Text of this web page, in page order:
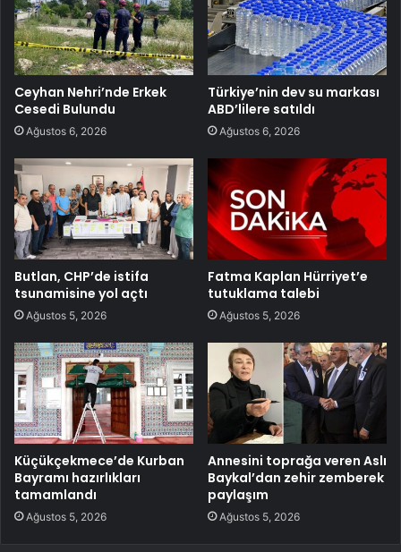
Ceyhan Nehri’nde Erkek
Cesedi Bulundu
Ağustos 6, 2026
Türkiye’nin dev su markası
ABD’lilere satıldı
Ağustos 6, 2026
Butlan, CHP’de istifa
tsunamisine yol açtı
Ağustos 5, 2026
Fatma Kaplan Hürriyet’e
tutuklama talebi
Ağustos 5, 2026
Küçükçekmece’de Kurban
Bayramı hazırlıkları
tamamlandı
Ağustos 5, 2026
Annesini toprağa veren Aslı
Baykal’dan zehir zemberek
paylaşım
Ağustos 5, 2026